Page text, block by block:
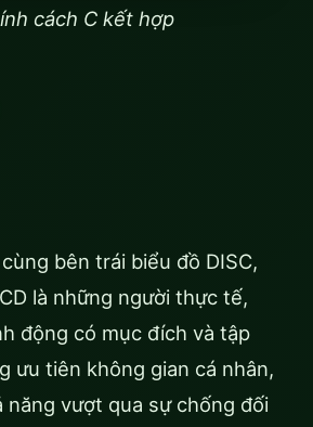
cách C kết hợp
bên trái biểu đồ DISC,
là những người thực tế,
động có mục đích và tập
ưu tiên không gian cá nhân,
năng vượt qua sự chống đối